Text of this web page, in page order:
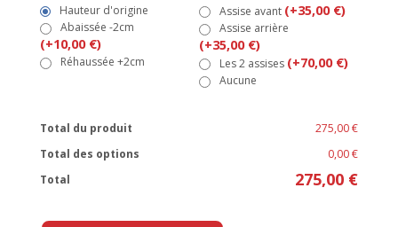
Hauteur d'origine
Abaissée -2cm
(+10,00 €)
Réhaussée +2cm
Assise avant (+35,00 €)
Assise arrière
(+35,00 €)
Les 2 assises (+70,00 €)
Aucune
Total du produit
275,00 €
Total des options
0,00 €
Total
275,00 €